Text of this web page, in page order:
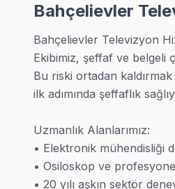
Zafer adresinize gelen teknik
Çobançeşme TV Servis
Çobançeşme sakinleri
Çobançeşme bölgesi TV
Bahçelievler
Bahçelievler Televizyon
Ekibimiz, şeffaf ve belgeli
Bu riski ortadan
ilk adımında şeffaflık
Uzmanlık Alanlarımız:
• Elektronik mühendisliği
• Osiloskop ve
• 20 yılı aşkın sektör